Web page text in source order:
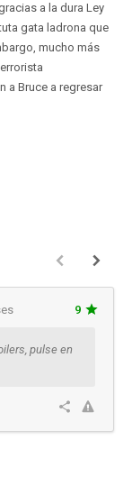
a la dura Ley
gata ladrona que
mucho más
a Bruce a regresar
9
pulse en